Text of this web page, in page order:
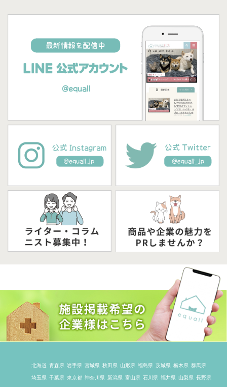
北海道 青森県 岩手県 宮城県 秋田県 山形県 福島県 茨城県 栃木県 群馬県
埼玉県 千葉県 東京都 神奈川県 新潟県 富山県 石川県 福井県 山梨県 長野県